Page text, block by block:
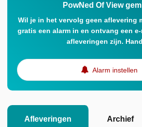
PowNed Of View
Wil je in het vervolg geen aflevering
gratis een alarm in en ontvang een
afleveringen zijn.
Alarm instellen
Afleveringen Archief